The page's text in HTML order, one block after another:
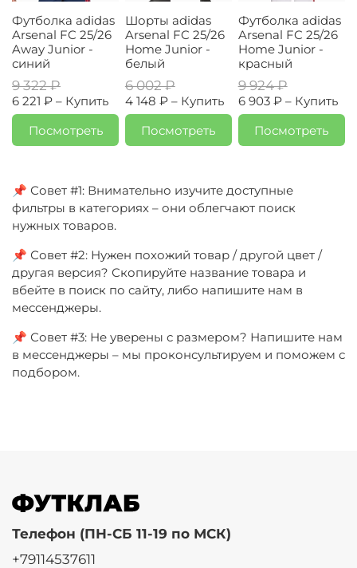
Футболка adidas
Arsenal FC 25/26
Away Junior -
синий
9 322 ₽
6 221 ₽ – Купить
Посмотреть
Шорты adidas
Arsenal FC 25/26
Home Junior -
белый
6 002 ₽
4 148 ₽ – Купить
Посмотреть
Футболка adidas
Arsenal FC 25/26
Home Junior -
красный
9 924 ₽
6 903 ₽ – Купить
Посмотреть
📌 Совет #1: Внимательно изучите доступные
фильтры в категориях – они облегчают поиск
нужных товаров.
📌 Совет #2: Нужен похожий товар / другой цвет /
другая версия? Скопируйте название товара и
вбейте в поиск по сайту, либо напишите нам в
мессенджеры.
📌 Совет #3: Не уверены с размером? Напишите нам
в мессенджеры – мы проконсультируем и поможем с
подбором.
Телефон (ПН-СБ 11-19 по МСК)
+79114537611